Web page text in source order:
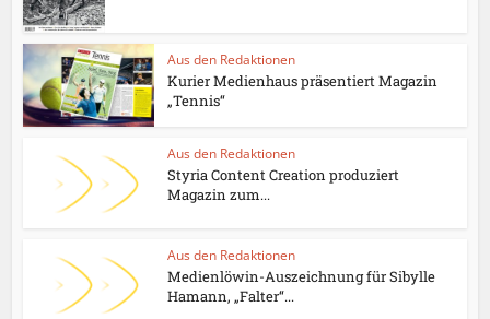
Aus den Redaktionen
Kurier Medienhaus präsentiert Magazin
„Tennis“
Aus den Redaktionen
Styria Content Creation produziert
Magazin zum...
Aus den Redaktionen
Medienlöwin-Auszeichnung für Sibylle
Hamann, „Falter“...